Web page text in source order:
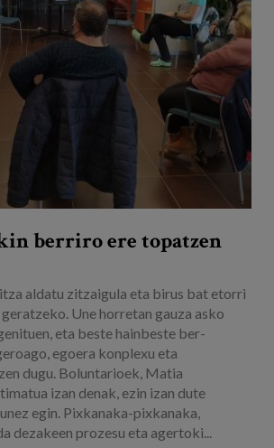
berriro ere topatzen
aldatu zitzaigula eta birus bat etorri
Une horretan gauza asko
eta beste hainbeste ber-
egoera konplexu eta
dugu. Boluntarioek, Matia
izan denak, ezin izan dute
egin. Pixkanaka-pixkanaka,
dezakeen prozesu eta agertoki...